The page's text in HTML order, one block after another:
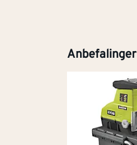
Anbefalinger